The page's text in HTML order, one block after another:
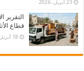
23 أبريل، 2026
قطاع
18 أبريل، 2026